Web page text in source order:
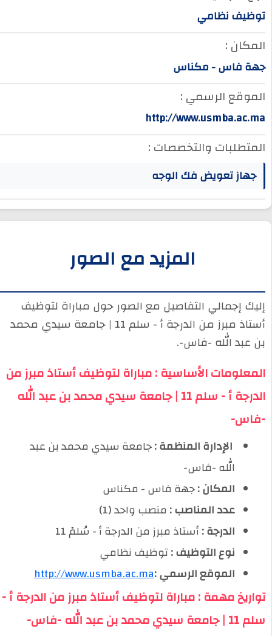
توظيف نظامي
المكان :
جهة فاس - مكناس
الموقع الرسمي :
http://www.usmba.ac.ma
المتطلبات والتخصصات :
جهاز تعويض فك الوجه
المزيد مع الصور
إليك إجمالي التفاصيل مع الصور حول مباراة لتوظيف
أستاذ مبرز من الدرجة أ - سلم 11 | جامعة سيدي محمد
بن عبد الله -فاس-.
المعلومات الأساسية : مباراة لتوظيف أستاذ مبرز من
الدرجة أ - سلم 11 | جامعة سيدي محمد بن عبد الله
-فاس-
️ الإدارة المنظمة :جامعة سيدي محمد بن عبد
الله -فاس-
المكان :جهة فاس - مكناس
عدد المناصب :منصب واحد (1)
الدرجة :أستاذ مبرز من الدرجة أ - سُلمْ 11
نوع التوظيف :توظيف نظامي
الموقع الرسمي :http://www.usmba.ac.ma
تواريخ مهمة : مباراة لتوظيف أستاذ مبرز من الدرجة أ -
سلم 11 | جامعة سيدي محمد بن عبد الله -فاس-